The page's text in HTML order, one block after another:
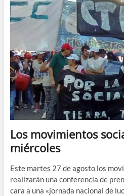
al
Gobierno
Provincial
Los movimientos
miércoles
Este martes 27 de agosto los
realizarán una conferencia de
cara a una «jornada nacional de